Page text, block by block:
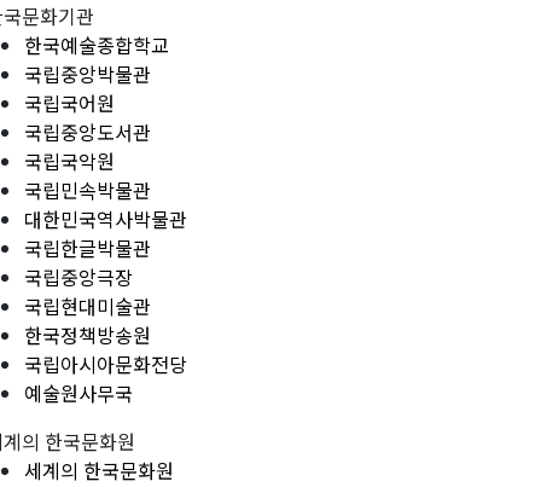
문화기관
한국예술종합학교
국립중앙박물관
국립국어원
국립중앙도서관
국립국악원
국립민속박물관
대한민국역사박물관
국립한글박물관
국립중앙극장
국립현대미술관
한국정책방송원
국립아시아문화전당
예술원사무국
의 한국문화원
세계의 한국문화원